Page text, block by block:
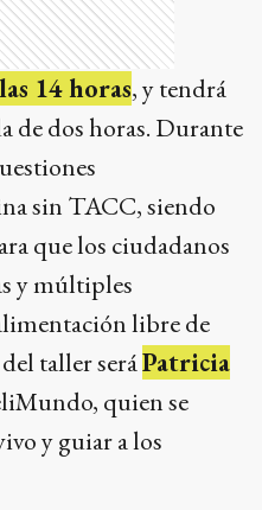
14 horas, y tendrá
de dos horas. Durante
sin TACC, siendo
que los ciudadanos
y múltiples
libre de
taller seráPatricia
quien se
y guiar a los